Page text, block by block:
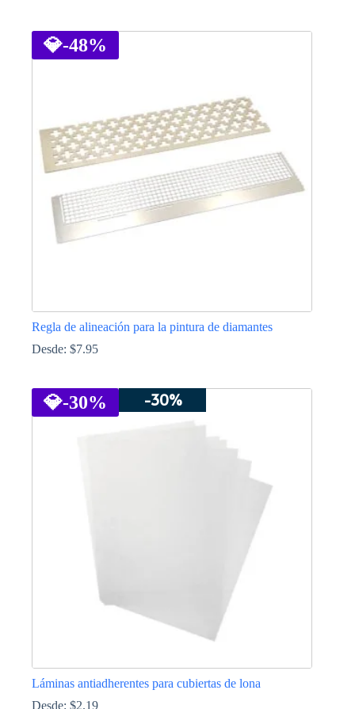
producto
tiene
múltiples
pueden
elegir
en
producto
💎-48%
Regla de alineación para la pintura de diamantes
Desde: $7.95
tiene
múltiples
💎-30% -30%
Láminas antiadherentes para cubiertas de lona
Desde: $2.19